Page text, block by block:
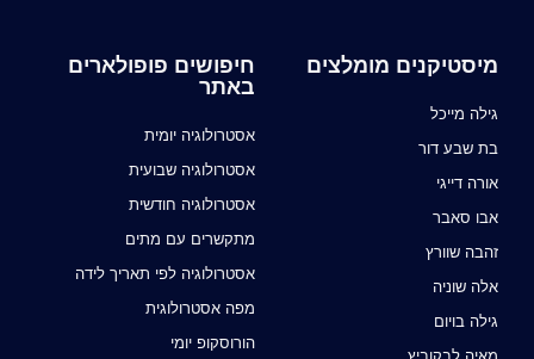
מיסטיקנים מומלצים
גילה מייכל
בת שבע דור
אורה דייגי
אבו סאבר
זהבה שוורץ
אלה שוניה
גילה בויום
חיפושים פופולארים
באתר
אסטרולוגיה יומית
אסטרולוגיה שבועית
אסטרולוגיה חודשית
מתקשרים עם מתים
אסטרולוגיה לפי תאריך לידה
מפה אסטרולוגית
הורוסקופ יומי